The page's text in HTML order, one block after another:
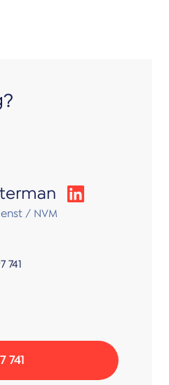
/ NVM
741
741